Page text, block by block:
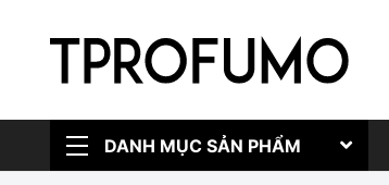
DANH MỤC SẢN PHẨM